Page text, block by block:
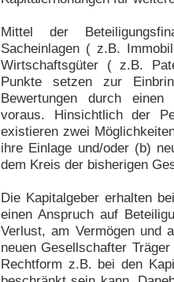
Mittel der
Sacheinlagen ( z.B.
Wirtschaftsgüter ( z.B.
Punkte setzen zur
Bewertungen durch einen
voraus. Hinsichtlich der
existieren zwei
ihre Einlage und/oder (b)
dem Kreis der bisherigen
Die Kapitalgeber erhalten
einen Anspruch auf
Verlust, am Vermögen und
neuen Gesellschafter
Rechtform z.B. bei den